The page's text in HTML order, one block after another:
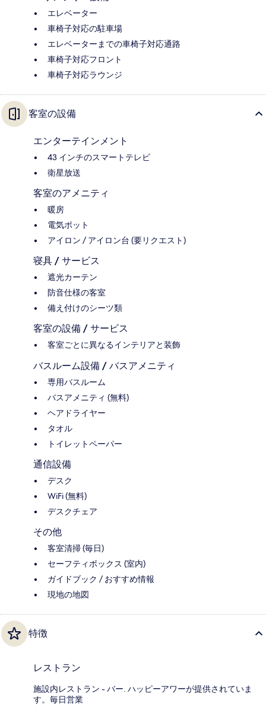
エレベーター
車椅子対応の駐車場
エレベーターまでの車椅子対応通路
車椅子対応フロント
車椅子対応ラウンジ
客室の設備
エンターテインメント
43 インチのスマートテレビ
衛星放送
客室のアメニティ
暖房
電気ポット
アイロン / アイロン台 (要リクエスト)
寝具 / サービス
遮光カーテン
防音仕様の客室
備え付けのシーツ類
客室の設備 / サービス
客室ごとに異なるインテリアと装飾
バスルーム設備 / バスアメニティ
専用バスルーム
バスアメニティ (無料)
ヘアドライヤー
タオル
トイレットペーパー
通信設備
デスク
WiFi (無料)
デスクチェア
その他
客室清掃 (毎日)
セーフティボックス (室内)
ガイドブック / おすすめ情報
現地の地図
特徴
レストラン
施設内レストラン - バー. ハッピーアワーが提供されていま
す。毎日営業